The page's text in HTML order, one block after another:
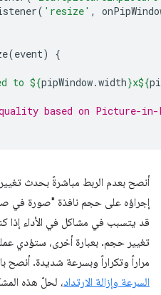
( 'resize' ,
(event)
{
to ${pipWindow.width}x${
quality based on Picture-
أنصح بعدم الربط مباشرةً بحدث
إجراؤه على حجم نافذة "صورة في
قد يتسبب في مشاكل في الأداء إذا
تغيير حجم. بعبارة أخرى، ستؤدي
مراراً وتكراراً وبسرعة شديدة. أنصح
السرعة وإزالة الارتداد، لحلّ هذه